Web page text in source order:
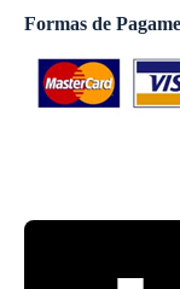
Formas de